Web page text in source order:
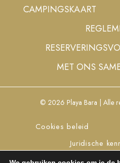
CAMPINGSKAART
MET ONS
© 2026 Playa Bara | Alle
Cookies beleid
Juridische
Cookies